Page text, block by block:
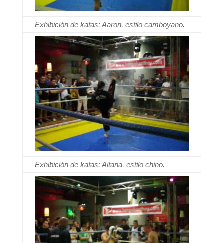
Exhibición de katas: Aaron, estilo camboyano.
Exhibición de katas: Aitana, estilo chino.